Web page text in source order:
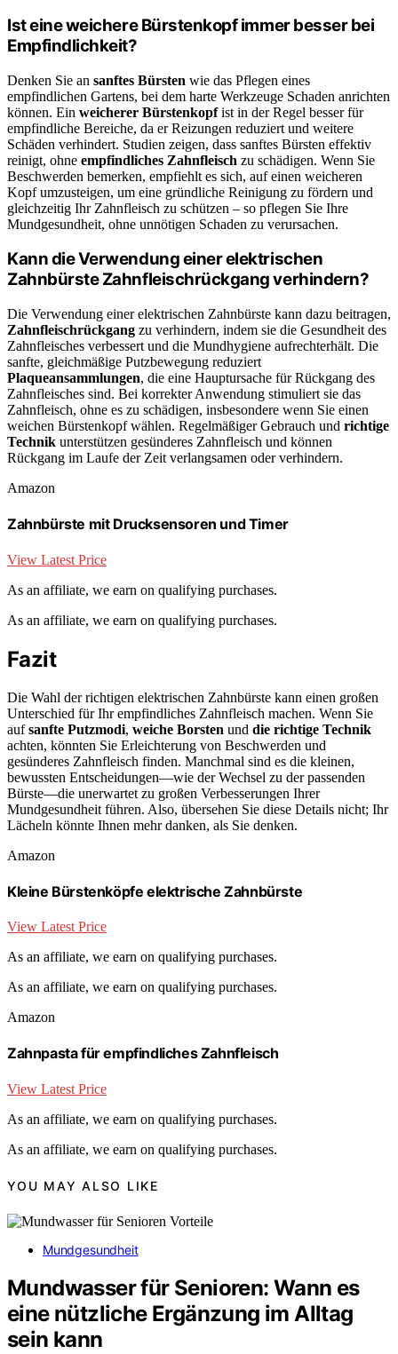
Ist eine weichere Bürstenkopf immer besser bei
Empfindlichkeit?
Denken Sie an sanftes Bürsten wie das Pflegen eines
empfindlichen Gartens, bei dem harte Werkzeuge Schaden anrichten
können. Ein weicherer Bürstenkopfist in der Regel besser für
empfindliche Bereiche, da er Reizungen reduziert und weitere
Schäden verhindert. Studien zeigen, dass sanftes Bürsten effektiv
reinigt, ohne empfindliches Zahnfleisch zu schädigen. Wenn Sie
Beschwerden bemerken, empfiehlt es sich, auf einen weicheren
Kopf umzusteigen, um eine gründliche Reinigung zu fördern und
gleichzeitig Ihr Zahnfleisch zu schützen – so pflegen Sie Ihre
Mundgesundheit, ohne unnötigen Schaden zu verursachen.
Kann die Verwendung einer elektrischen
Zahnbürste Zahnfleischrückgang verhindern?
Die Verwendung einer elektrischen Zahnbürste kann dazu beitragen,
Zahnfleischrückgang zu verhindern, indem sie die Gesundheit des
Zahnfleisches verbessert und die Mundhygiene aufrechterhält. Die
sanfte, gleichmäßige Putzbewegung reduziert
Plaqueansammlungen, die eine Hauptursache für Rückgang des
Zahnfleisches sind. Bei korrekter Anwendung stimuliert sie das
Zahnfleisch, ohne es zu schädigen, insbesondere wenn Sie einen
weichen Bürstenkopf wählen. Regelmäßiger Gebrauch und richtige
Technik unterstützen gesünderes Zahnfleisch und können
Rückgang im Laufe der Zeit verlangsamen oder verhindern.
Amazon
Zahnbürste mit Drucksensoren und Timer
View Latest Price
As an affiliate, we earn on qualifying purchases.
As an affiliate, we earn on qualifying purchases.
Fazit
Die Wahl der richtigen elektrischen Zahnbürste kann einen großen
Unterschied für Ihr empfindliches Zahnfleisch machen. Wenn Sie
aufsanfte Putzmodi, weiche Borsten und die richtige Technik
achten, könnten Sie Erleichterung von Beschwerden und
gesünderes Zahnfleisch finden. Manchmal sind es die kleinen,
bewussten Entscheidungen—wie der Wechsel zu der passenden
Bürste—die unerwartet zu großen Verbesserungen Ihrer
Mundgesundheit führen. Also, übersehen Sie diese Details nicht; Ihr
Lächeln könnte Ihnen mehr danken, als Sie denken.
Amazon
Kleine Bürstenköpfe elektrische Zahnbürste
View Latest Price
As an affiliate, we earn on qualifying purchases.
As an affiliate, we earn on qualifying purchases.
Amazon
Zahnpasta für empfindliches Zahnfleisch
View Latest Price
As an affiliate, we earn on qualifying purchases.
As an affiliate, we earn on qualifying purchases.
YOU MAY ALSO LIKE
Mundgesundheit
Mundwasser für Senioren: Wann es
eine nützliche Ergänzung im Alltag
sein kann